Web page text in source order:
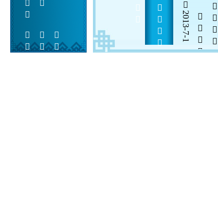
  
2013-7-1